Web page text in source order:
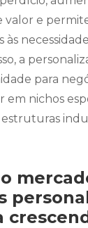
valor e
às
a
para
em nichos